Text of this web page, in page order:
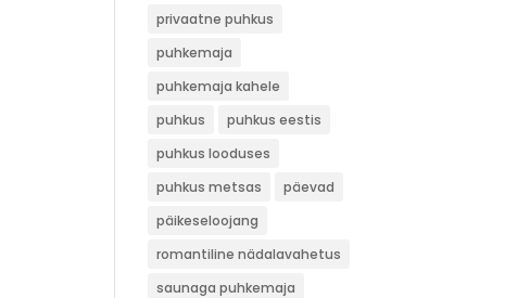
privaatne puhkus
puhkemaja
puhkemaja kahele
puhkus
puhkus eestis
puhkus looduses
puhkus metsas
päevad
päikeseloojang
romantiline nädalavahetus
saunaga puhkemaja